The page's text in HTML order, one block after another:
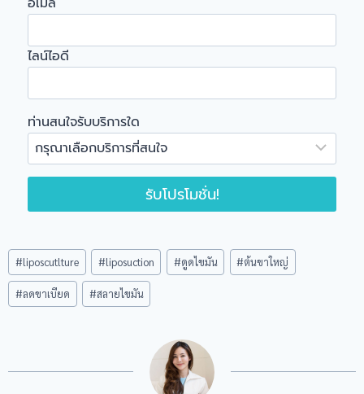
ไลน์ไอดี
ท่านสนใจรับบริการใด
รับโปรโมชั่น!
Post
Tags:
#liposcutlture #liposuction #ดูดไขมัน #ต้นขาใหญ่
#ลดขาเบียด #สลายไขมัน